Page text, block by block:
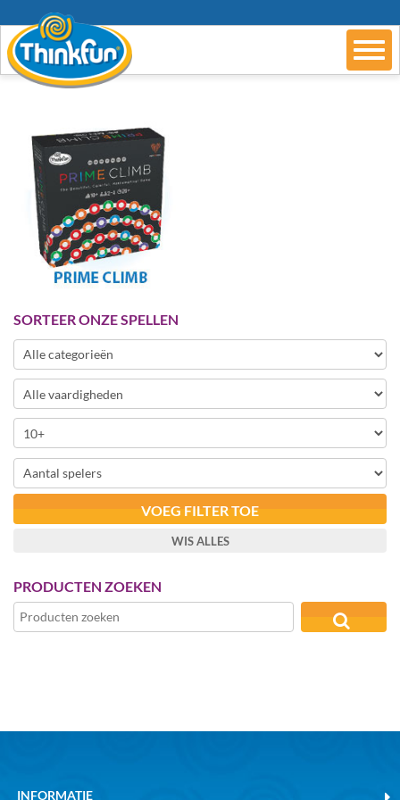
SORTEER ONZE SPELLEN
VOEG FILTER TOE
WIS ALLES
PRODUCTEN ZOEKEN
INFORMATIE